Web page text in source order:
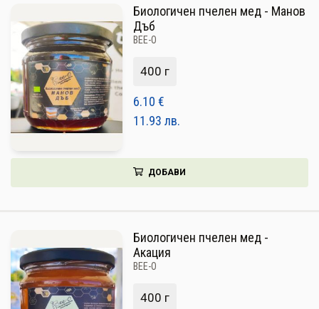
Биологичен пчелен мед - Манов
Дъб
BEE-O
400 г
6.10 €
11.93 лв.
ДОБАВИ
Биологичен пчелен мед -
Акация
BEE-O
400 г